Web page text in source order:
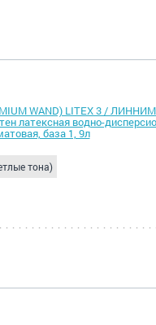
WAND) LITEX 3 /
латексная водно-
база 1, 9л
тона)